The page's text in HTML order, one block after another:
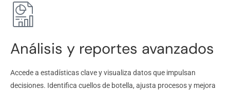
Análisis y reportes avanzados
Accede a estadísticas clave y visualiza datos que impulsan
decisiones. Identifica cuellos de botella, ajusta procesos y mejora